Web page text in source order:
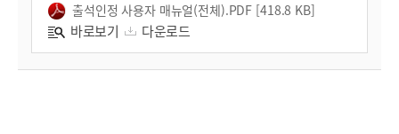
출석인정 사용자 매뉴얼(전체).PDF [418.8 KB]
바로보기 다운로드